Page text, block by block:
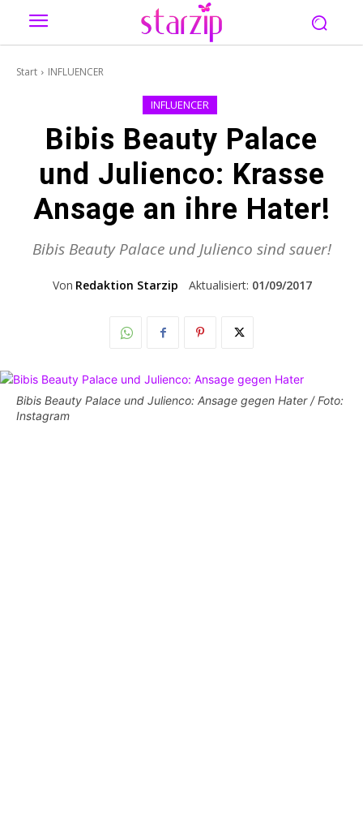
Start INFLUENCER
INFLUENCER
Bibis Beauty Palace
und Julienco: Krasse
Ansage an ihre Hater!
Bibis Beauty Palace und Julienco sind sauer!
Von Redaktion Starzip Aktualisiert: 01/09/2017
Bibis Beauty Palace und Julienco: Ansage gegen Hater / Foto:
Instagram